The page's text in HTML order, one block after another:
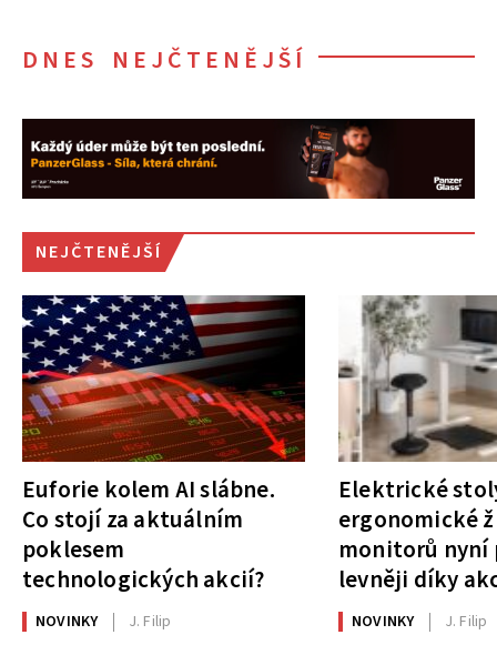
DNES NEJČTENĚJŠÍ
NEJČTENĚJŠÍ
Euforie kolem AI slábne.
Co stojí za aktuálním
poklesem
technologických akcií?
NOVINKY J. Filip
Elektrické
ergonomické
monitorů
levněji díky
NOVINKY J. Filip